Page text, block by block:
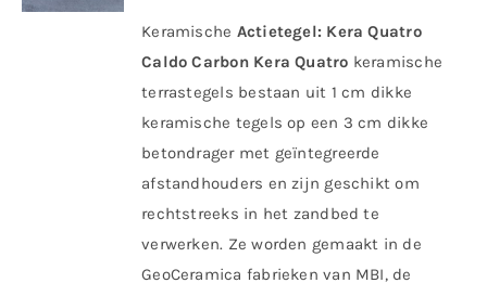
Keramische Actietegel: Kera Quatro
Caldo Carbon Kera Quatro keramische
terrastegels bestaan uit 1 cm dikke
keramische tegels op een 3 cm dikke
betondrager met geïntegreerde
afstandhouders en zijn geschikt om
rechtstreeks in het zandbed te
verwerken. Ze worden gemaakt in de
GeoCeramica fabrieken van MBI, de